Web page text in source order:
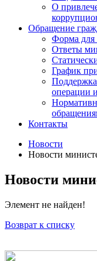
О
Обращение
Форма для
Ответы
График
операции
Контакты
Новости
Новости
Новости
Элемент не найден!
Возврат к списку